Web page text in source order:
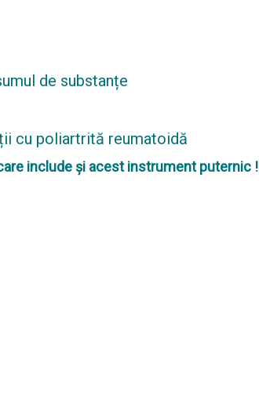
de substanțe
cu poliartrită reumatoidă
include și acest instrument puternic !